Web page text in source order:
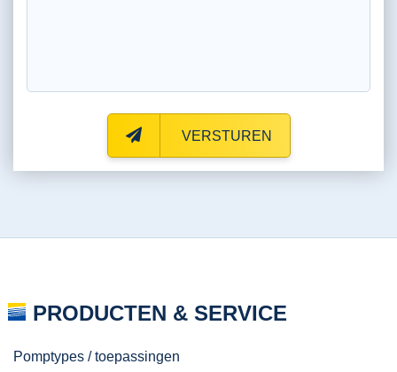
VERSTUREN
PRODUCTEN & SERVICE
Pomptypes / toepassingen